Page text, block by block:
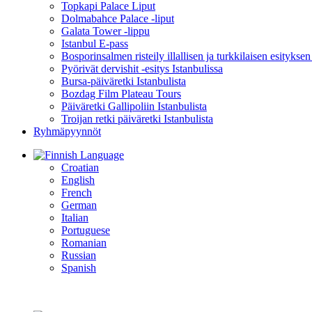
Topkapi Palace Liput
Dolmabahce Palace -liput
Galata Tower -lippu
Istanbul E-pass
Bosporinsalmen risteily illallisen ja turkkilaisen
Pyörivät dervishit -esitys Istanbulissa
Bursa-päiväretki Istanbulista
Bozdag Film Plateau Tours
Päiväretki Gallipoliin Istanbulista
Troijan retki päiväretki Istanbulista
Ryhmäpyynnöt
Language
Croatian
English
French
German
Italian
Portuguese
Romanian
Russian
Spanish